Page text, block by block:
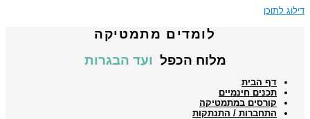
דילוג לתוכן
לומדים מתמטיקה
מלוח הכפל ועד הבגרות
דף הבית
תכנים חינמיים
קורסים במתמטיקה
התחברות / התנתקות